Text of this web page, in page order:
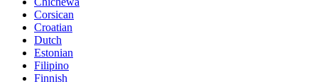
Corsican
Croatian
Dutch
Estonian
Filipino
Finnish